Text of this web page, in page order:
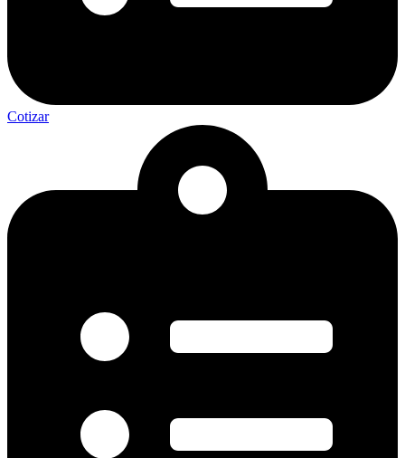
Cotizar